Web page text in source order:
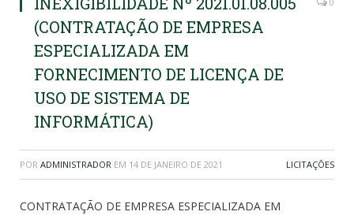
(CONTRATAÇÃO DE EMPRESA
ESPECIALIZADA EM
FORNECIMENTO DE LICENÇA DE
USO DE SISTEMA DE
INFORMÁTICA)
POR ADMINISTRADOR EM 14 DE JANEIRO DE 2021 LICITAÇÕES
CONTRATAÇÃO DE EMPRESA ESPECIALIZADA EM